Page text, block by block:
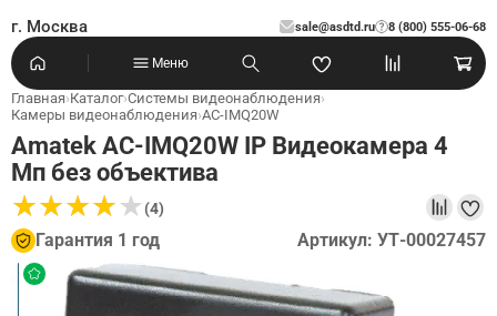
г. Москва sale@asdtd.ru 8 (800) 555-06-68
?
Меню
Главная›Каталог›Системы видеонаблюдения›
Камеры видеонаблюдения›AC-IMQ20W
Amatek AC-IMQ20W IP Видеокамера 4
Мп без объектива
★★★★★
★★★★★(4)
Гарантия 1 год Артикул: УТ-00027457